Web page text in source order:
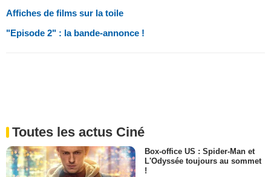
Affiches de films sur la toile
"Episode 2" : la bande-annonce !
Toutes les actus Ciné
Box-office US : Spider-Man et
L'Odyssée toujours au sommet
!